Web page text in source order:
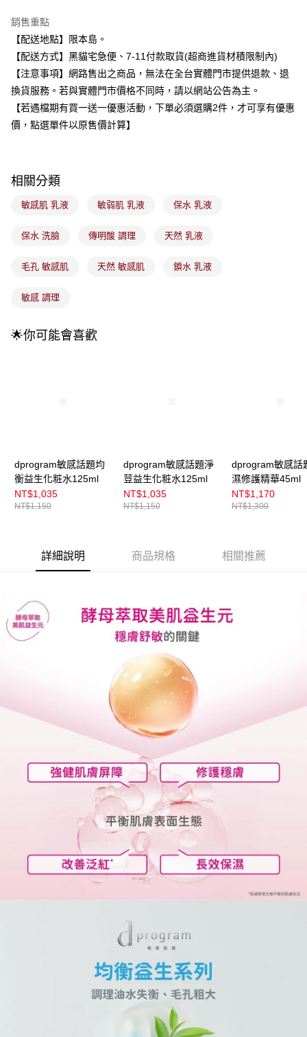
相關說明
【大哥付你分期使用說明】
1.本服務由台灣大哥大提供，台灣大哥大用戶可立即使用無須另外申請。
2.付款方式選擇「大哥付你分期」，訂單成立後會自動跳轉到大哥付的交易
流程，驗證手機門號後，選擇欲分期的期數、繳款截止日，確認付款後即完
成交易。
3.實際核准額度、可分期數及費用金額請依後續交易確認頁面所載為準。
消。如遇「轉專審核」未通過狀況，表示未達大哥付你分期系統評分，恕無
醒簡訊。
帳／街口支付／iPASS MONEY」等通路繳費。
1.本服務係由「台灣大哥大股份有限公司」（以下簡稱本公司）所提供，讓
買賣價金債權讓與本公司後，依約使用本公司帳單繳交帳款。
由本公司與您本人進行分期帳單所需資料之確認、核對及更正。
ATM付款
運送方式
全家取貨付款
每筆NT$100，滿NT$899(含以上)免運費
每筆NT$100，滿NT$899(含以上)免運費
付款後7-11取貨
每筆NT$100，滿NT$899(含以上)免運費
每筆NT$100，滿NT$899(含以上)免運費
付款後門市自取
銷售重點
【配送地點】限本島。
【配送方式】黑貓宅急便、7-11付款取貨(超商進貨材積限制內)
【注意事項】網路售出之商品，無法在全台實體門市提供退款、退
換貨服務。若與實體門市價格不同時，請以網站公告為主。
【若遇檔期有買一送一優惠活動，下單必須選購2件，才可享有優惠
價，點選單件以原售價計算】
相關分類
敏感肌 乳液 敏弱肌 乳液 保水 乳液
保水 洗臉 傳明酸 調理 天然 乳液
毛孔 敏感肌 天然 敏感肌 鎖水 乳液
敏感 調理
🌟你可能會喜歡
dprogram敏感話題均
衡益生化粧水125ml
NT$1,035
NT$1,150
dprogram敏感話題淨
荳益生化粧水125ml
NT$1,035
NT$1,150
dprogram敏感話
濕修護精華45ml
NT$1,170
NT$1,300
詳細說明 商品規格 相關推薦